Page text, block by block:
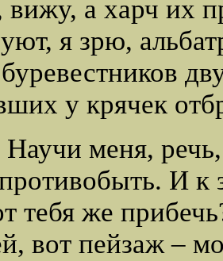
вижу, а харч их
я зрю,
у крячек
меня, речь,
И к
тебя же
вот пейзаж –